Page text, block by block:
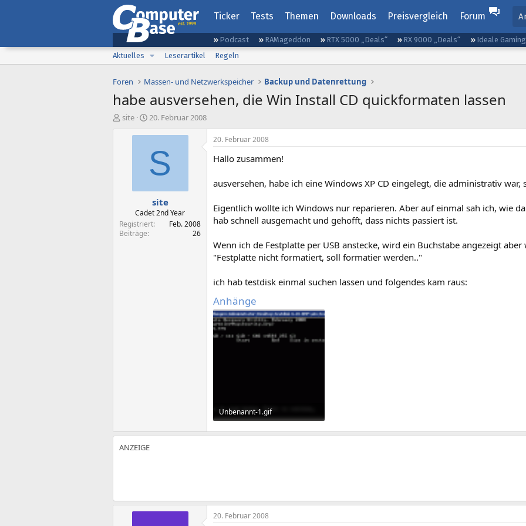
Ticker Tests Themen Downloads Preisvergleich Forum
Podcast RAMageddon RTX 5000 „Deals“ RX 9000 „Deals“
Ideale
Aktuelles
Leserartikel Regeln
Foren Massen- und Netzwerkspeicher Backup und Datenrettung
habe ausversehen, die Win Install CD quickformaten lassen
E
site
E
s
e
t
a
m
20. Februar 2008
S
site
Cadet 2nd Year
Registriert
Feb. 2008
Beiträge
26
20. Februar 2008
Hallo zusammen!
ausversehen, habe ich eine Windows XP CD eingelegt, die administrativ
Eigentlich wollte ich Windows nur reparieren. Aber auf einmal sah ich, wie
hab schnell ausgemacht und gehofft, dass nichts passiert ist.
Wenn ich de Festplatte per USB anstecke, wird ein Buchstabe angezeigt
"Festplatte nicht formatiert, soll formatier werden.."
ich hab testdisk einmal suchen lassen und folgendes kam raus:
Anhänge
Unbenannt-1.gif
6,7 KB · Aufrufe: 240
20. Februar 2008